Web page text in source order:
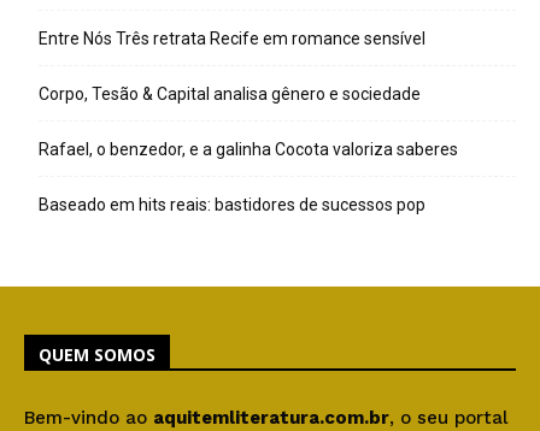
Entre Nós Três retrata Recife em romance sensível
Corpo, Tesão & Capital analisa gênero e sociedade
Rafael, o benzedor, e a galinha Cocota valoriza saberes
Baseado em hits reais: bastidores de sucessos pop
QUEM SOMOS
Bem-vindo ao aquitemliteratura.com.br, o seu portal